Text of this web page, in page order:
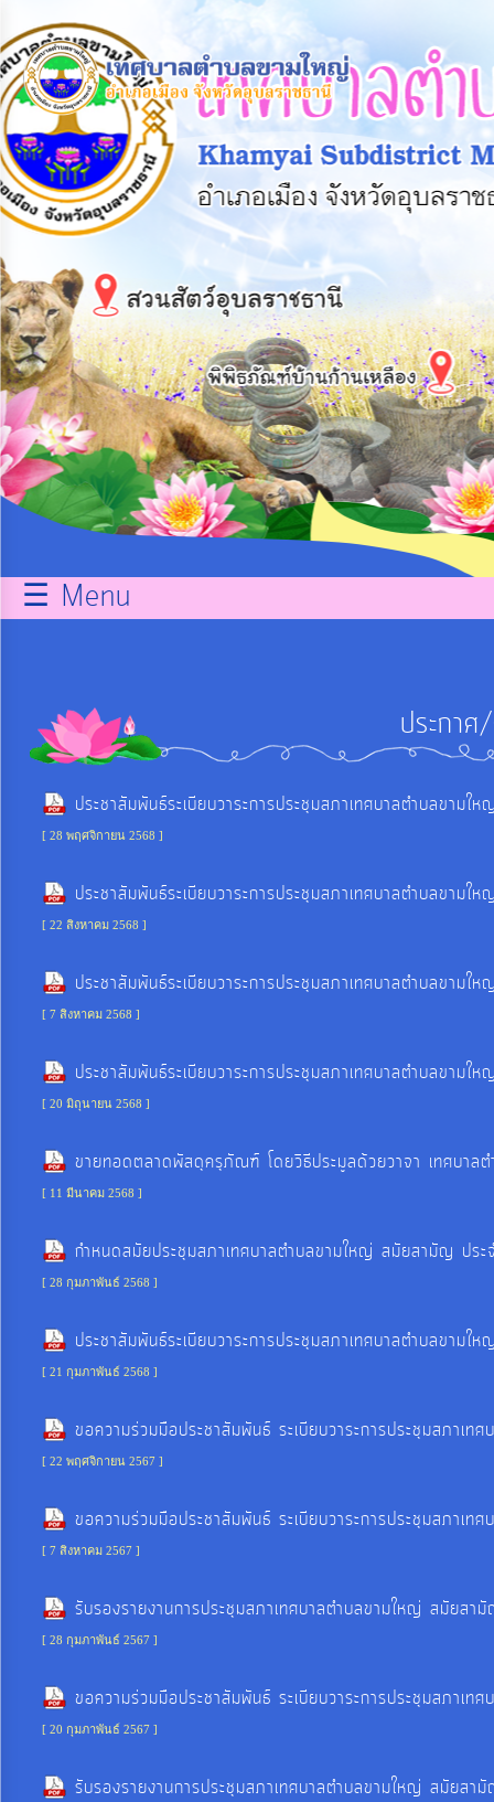
หน้า
หลัก
ข้อมูล
พื้น
ฐาน
บุคลากร
แผน
ยุทธศาสตร์
ข่าวสาร
กิจการ
ITA
e-
Service
Q&A
การ
จัดการ
ดำเนิน
งาน
การ
ให้
แผนการ
ใช้
จ่าย
ประมาณ
ประจำ
การ
และ
พัฒนา
บุคคล
☰ Menu
ประกา
ประชาสัมพันธ์ระเบียบวาระการประชุมสภาเทศบาลตำบลข
[ 28 พฤศจิกายน 2568 ]
ประชาสัมพันธ์ระเบียบวาระการประชุมสภาเทศบาลตำบลข
[ 22 สิงหาคม 2568 ]
ประชาสัมพันธ์ระเบียบวาระการประชุมสภาเทศบาลตำบลข
[ 7 สิงหาคม 2568 ]
ประชาสัมพันธ์ระเบียบวาระการประชุมสภาเทศบาลตำบลข
[ 20 มิถุนายน 2568 ]
ขายทอดตลาดพัสดุครุภัณฑ์ โดยวิธีประมูลด้วยวาจา เทศบาล
[ 11 มีนาคม 2568 ]
กำหนดสมัยประชุมสภาเทศบาลตำบลขามใหญ่ สมัยสามัญ ปร
[ 28 กุมภาพันธ์ 2568 ]
ประชาสัมพันธ์ระเบียบวาระการประชุมสภาเทศบาลตำบลข
[ 21 กุมภาพันธ์ 2568 ]
ขอความร่วมมือประชาสัมพันธ์ ระเบียบวาระการประชุมสภ
[ 22 พฤศจิกายน 2567 ]
ขอความร่วมมือประชาสัมพันธ์ ระเบียบวาระการประชุมสภ
[ 7 สิงหาคม 2567 ]
รับรองรายงานการประชุมสภาเทศบาลตำบลขามใหญ่ สมัย
[ 28 กุมภาพันธ์ 2567 ]
ขอความร่วมมือประชาสัมพันธ์ ระเบียบวาระการประชุมสภ
[ 20 กุมภาพันธ์ 2567 ]
รับรองรายงานการประชุมสภาเทศบาลตำบลขามใหญ่ สมัย